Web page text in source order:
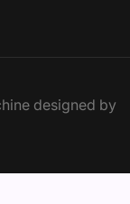
designed by